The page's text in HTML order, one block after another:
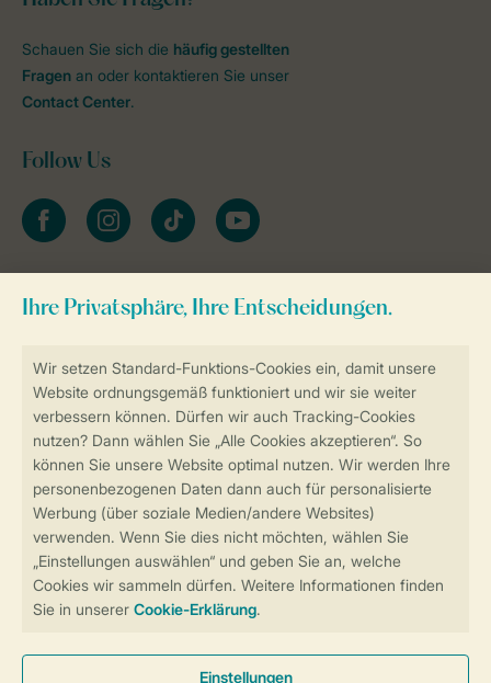
Sicher und schnell zur Online-Buchung
Sichere Datenübertragung
Sicheres Bezahlen
Schauen Sie sich die häufig gestellten
Fragen an oder kontaktieren Sie unser
Contact Center.
Follow Us
facebookinstagramtiktok youtube
Zum Newsletter anmelden